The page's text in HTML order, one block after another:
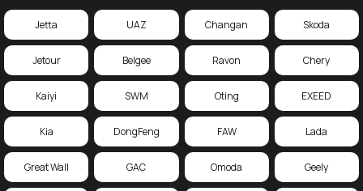
Jetta UAZ Changan Skoda
Jetour Belgee Ravon Chery
Kaiyi SWM Oting EXEED
Kia DongFeng FAW Lada
Great Wall GAC Omoda Geely